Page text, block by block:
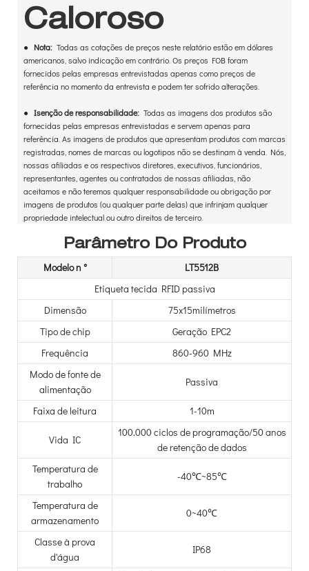
Caloroso
● Nota: Todas as cotações de preços neste relatório estão em dólares
americanos, salvo indicação em contrário. Os preços FOB foram
fornecidos pelas empresas entrevistadas apenas como preços de
referência no momento da entrevista e podem ter sofrido alterações.
● Isenção de responsabilidade: Todas as imagens dos produtos são
fornecidas pelas empresas entrevistadas e servem apenas para
referência. As imagens de produtos que apresentam produtos com marcas
registradas, nomes de marcas ou logotipos não se destinam à venda. Nós,
nossas afiliadas e os respectivos diretores, executivos, funcionários,
representantes, agentes ou contratados de nossas afiliadas, não
aceitamos e não teremos qualquer responsabilidade ou obrigação por
imagens de produtos (ou qualquer parte delas) que infrinjam qualquer
propriedade intelectual ou outro direitos de terceiro.
Parâmetro Do Produto
Modelo n °
LT5512B
Etiqueta tecida RFID passiva
Dimensão
75x15milímetros
Tipo de chip
Geração EPC2
Frequência
860-960 MHz
Modo de fonte de
alimentação
Passiva
Faixa de leitura 1-10m
Vida IC
100.000 ciclos de programação/50 anos
de retenção de dados
Temperatura de
trabalho
-40℃~85℃
Temperatura de
armazenamento
0~40℃
Classe à prova
d'água
IP68